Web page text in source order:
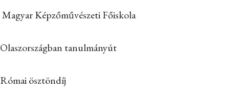
Magyar Képzőművészeti Főiskola
Olaszországban tanulmányút
Római ösztöndíj